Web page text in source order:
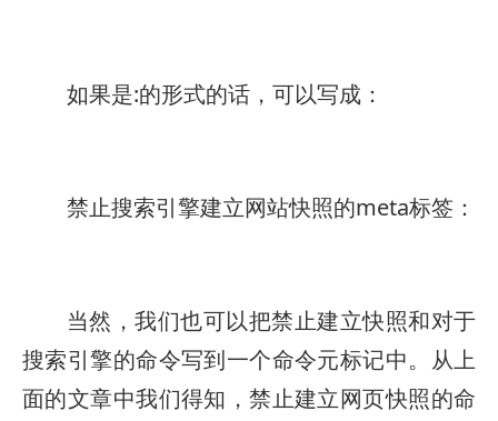
如果是:的形式的话，可以写成：
禁止搜索引擎建立网站快照的meta标签：
当然，我们也可以把禁止建立快照和对于
搜索引擎的命令写到一个命令元标记中。从上
面的文章中我们得知，禁止建立网页快照的命